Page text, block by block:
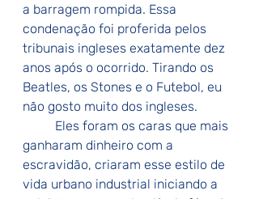
a barragem rompida. Essa
condenação foi proferida pelos
tribunais ingleses exatamente dez
anos após o ocorrido. Tirando os
Beatles, os Stones e o Futebol, eu
não gosto muito dos ingleses.
ganharam dinheiro com a
escravidão, criaram esse estilo de
vida urbano industrial iniciando a